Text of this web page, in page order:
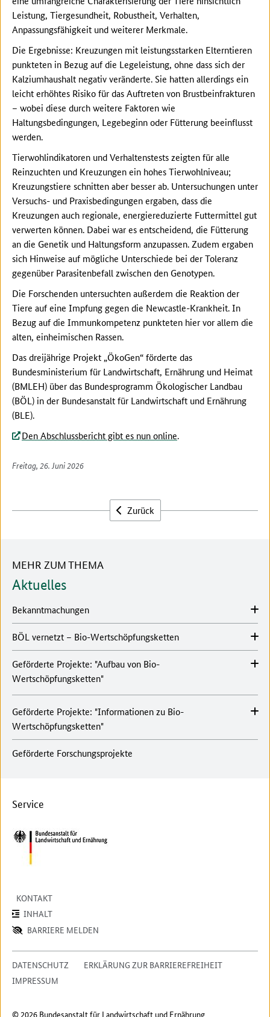
Leistung, Tiergesundheit, Robustheit, Verhalten,
Anpassungsfähigkeit und weiterer Merkmale.
Die Ergebnisse: Kreuzungen mit leistungsstarken Elterntieren
punkteten in Bezug auf die Legeleistung, ohne dass sich der
Kalziumhaushalt negativ veränderte. Sie hatten allerdings ein
leicht erhöhtes Risiko für das Auftreten von Brustbeinfrakturen
– wobei diese durch weitere Faktoren wie
Haltungsbedingungen, Legebeginn oder Fütterung beeinflusst
werden.
Tierwohlindikatoren und Verhaltenstests zeigten für alle
Reinzuchten und Kreuzungen ein hohes Tierwohlniveau;
Kreuzungstiere schnitten aber besser ab. Untersuchungen unter
Versuchs- und Praxisbedingungen ergaben, dass die
Kreuzungen auch regionale, energiereduzierte Futtermittel gut
verwerten können. Dabei war es entscheidend, die Fütterung
an die Genetik und Haltungsform anzupassen. Zudem ergaben
sich Hinweise auf mögliche Unterschiede bei der Toleranz
gegenüber Parasitenbefall zwischen den Genotypen.
Die Forschenden untersuchten außerdem die Reaktion der
Tiere auf eine Impfung gegen die Newcastle-Krankheit. In
Bezug auf die Immunkompetenz punkteten hier vor allem die
alten, einheimischen Rassen.
Das dreijährige Projekt „ÖkoGen“ förderte das
Bundesministerium für Landwirtschaft, Ernährung und Heimat
(BMLEH) über das Bundesprogramm Ökologischer Landbau
(BÖL) in der Bundesanstalt für Landwirtschaft und Ernährung
(BLE).
Den Abschlussbericht gibt es nun online.
Freitag, 26. Juni 2026
Zurück
MEHR ZUM THEMA
Aktuelles
Bekanntmachungen
BÖL vernetzt – Bio-Wertschöpfungsketten
Geförderte Projekte: "Aufbau von Bio-
Wertschöpfungsketten"
Geförderte Projekte: "Informationen zu Bio-
Wertschöpfungsketten"
Geförderte Forschungsprojekte
Service
KONTAKT
INHALT
BARRIERE MELDEN
DATENSCHUTZ
ERKLÄRUNG ZUR BARRIEREFREIHEIT
IMPRESSUM
© 2026 Bundesanstalt für Landwirtschaft und Ernährung